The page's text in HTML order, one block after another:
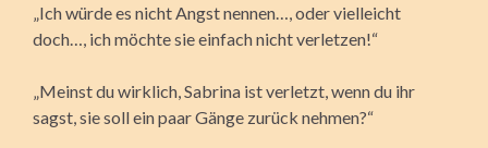
„Ich würde es nicht Angst nennen…, oder vielleicht
doch…, ich möchte sie einfach nicht verletzen!“
„Meinst du wirklich, Sabrina ist verletzt, wenn du ihr
sagst, sie soll ein paar Gänge zurück nehmen?“